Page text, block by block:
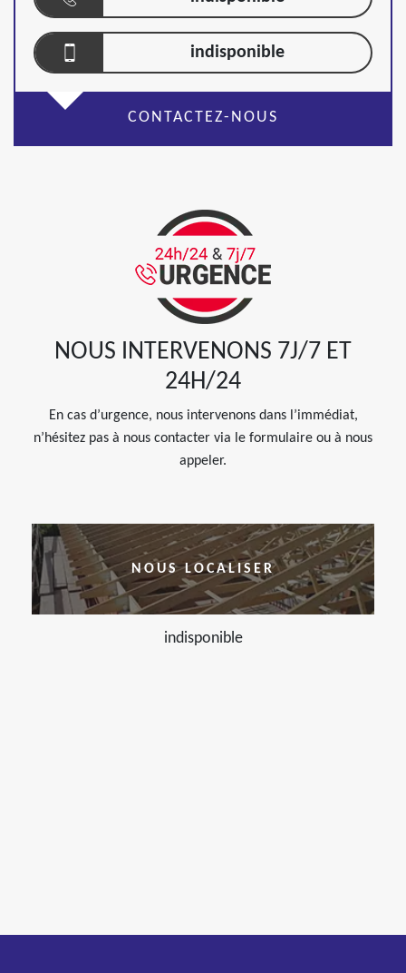
indisponible
CONTACTEZ-NOUS
NOUS INTERVENONS 7J/7 ET
24H/24
En cas d’urgence, nous intervenons dans l’immédiat,
n’hésitez pas à nous contacter via le formulaire ou à nous
appeler.
NOUS LOCALISER
indisponible